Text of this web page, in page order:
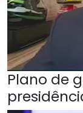
Plano de